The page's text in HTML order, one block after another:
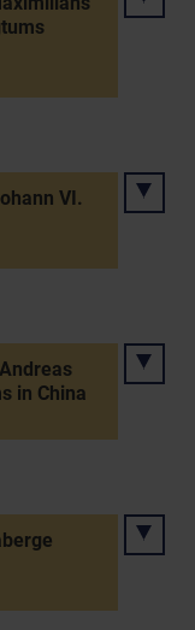
VI.
in China